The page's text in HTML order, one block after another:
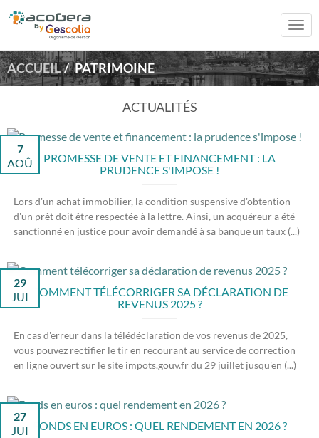
ACCUEIL PATRIMOINE
ACTUALITÉS
PROMESSE DE VENTE ET FINANCEMENT : LA
PRUDENCE S'IMPOSE !
7
AOÛ
Lors d'un achat immobilier, la condition suspensive d'obtention
d'un prêt doit être respectée à la lettre. Ainsi, un acquéreur a été
sanctionné en justice pour avoir demandé à sa banque un taux (...)
COMMENT TÉLÉCORRIGER SA DÉCLARATION DE
REVENUS 2025 ?
29
JUI
En cas d'erreur dans la télédéclaration de vos revenus de 2025,
vous pouvez rectifier le tir en recourant au service de correction
en ligne ouvert sur le site impots.gouv.fr du 29 juillet jusqu'en (...)
FONDS EN EUROS : QUEL RENDEMENT EN 2026 ?
27
JUI